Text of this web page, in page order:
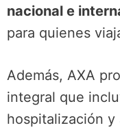
nacional e
para quienes
Además, AXA
integral que
hospitalización y